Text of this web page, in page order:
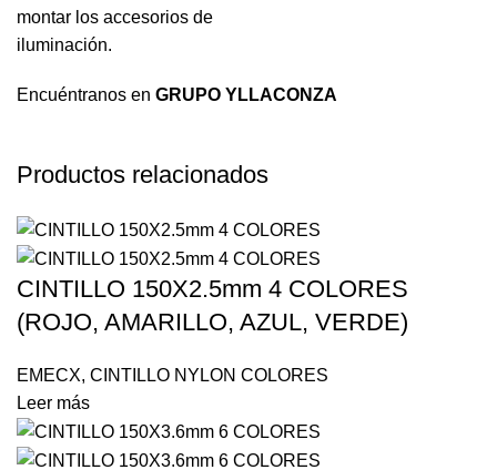
montar los accesorios de
iluminación.
Encuéntranos en GRUPO YLLACONZA
Productos relacionados
CINTILLO 150X2.5mm 4 COLORES
(ROJO, AMARILLO, AZUL, VERDE)
EMECX, CINTILLO NYLON COLORES
Leer más